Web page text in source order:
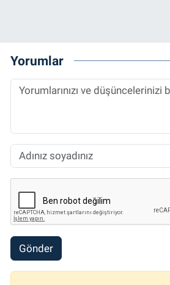
Yorumlar
Gönder